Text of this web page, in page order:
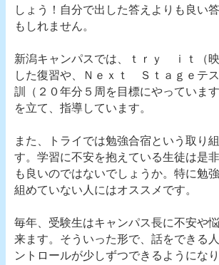
しょう！自分で出した答えよりも良い
もしれません。
新潟キャンパスでは、ｔｒｙ ｉｔ（
した復習や、Ｎｅｘｔ Ｓｔａｇｅテ
訓（２０年分５周を目標にやっていま
を立て、指導しています。
また、トライでは勉強合宿という取り
す。学習に不安を抱えている生徒は是
も良いのではないでしょうか。特に勉
組めていない人にはオススメです。
毎年、受験生はキャンパス長に不安や
来ます。そういった形で、話をできる
ントロールが少しずつできるようにな